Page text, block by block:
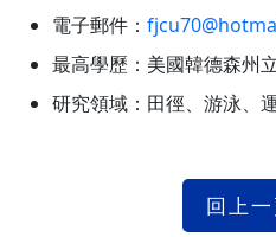
電子郵件：
最高學歷：美國韓德森州
研究領域：田徑、游泳、
回上